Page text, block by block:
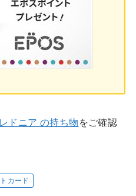
ドニア の持ち物 をご確認
カード